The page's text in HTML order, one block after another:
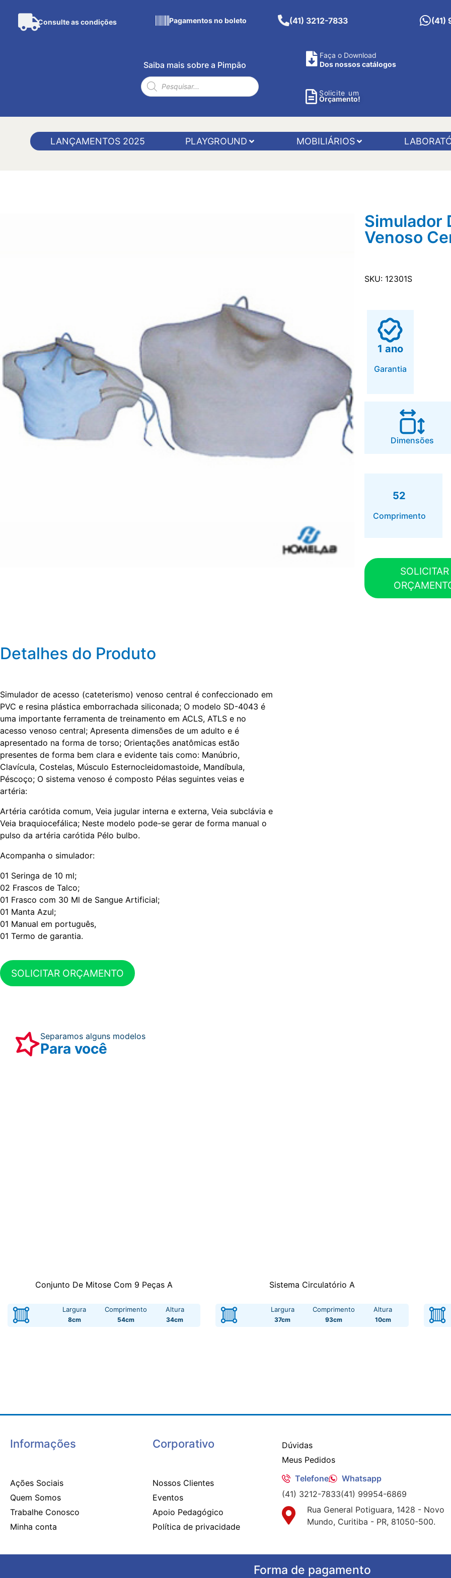
Consulte as condições Pagamentos no boleto (41) 3212-7833 (41)
Saiba mais sobre a Pimpão
Faça o Download
Dos nossos catálogos
Solicite um
Orçamento!
LANÇAMENTOS 2025 PLAYGROUND MOBILIÁRIOS
Simulador
Venoso
SKU: 12301S
1 ano
Garantia
Dimensões
52
Comprimento
SOLICITAR
Detalhes do Produto
Simulador de acesso (cateterismo) venoso central é confeccionado em
PVC e resina plástica emborrachada siliconada; O modelo SD-4043 é
uma importante ferramenta de treinamento em ACLS, ATLS e no
acesso venoso central; Apresenta dimensões de um adulto e é
apresentado na forma de torso; Orientações anatômicas estão
presentes de forma bem clara e evidente tais como: Manúbrio,
Clavícula, Costelas, Músculo Esternocleidomastoide, Mandíbula,
Péscoço; O sistema venoso é composto Pélas seguintes veias e
artéria:
Artéria carótida comum, Veia jugular interna e externa, Veia subclávia e
Veia braquiocefálica; Neste modelo pode-se gerar de forma manual o
pulso da artéria carótida Pélo bulbo.
Acompanha o simulador:
01 Seringa de 10 ml;
02 Frascos de Talco;
01 Frasco com 30 Ml de Sangue Artificial;
01 Manta Azul;
01 Manual em português,
01 Termo de garantia.
SOLICITAR ORÇAMENTO
Separamos alguns modelos
Para você
Conjunto De Mitose Com 9 Peças A
Largura
8cm
Comprimento
54cm
Altura
34cm
Sistema Circulatório A
Largura
37cm
Comprimento
93cm
Altura
10cm
Informações
Ações Sociais
Quem Somos
Trabalhe Conosco
Minha conta
Corporativo
Nossos Clientes
Eventos
Apoio Pedagógico
Política de privacidade
Dúvidas
Meus Pedidos
Telefone
Whatsapp
(41) 3212-7833(41) 99954-6869
Rua General Potiguara, 1428 - Novo
Mundo, Curitiba - PR, 81050-500.
Forma de pagamento